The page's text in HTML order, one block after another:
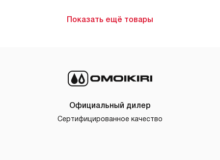
Показать ещё товары
Официальный дилер
Сертифицированное качество